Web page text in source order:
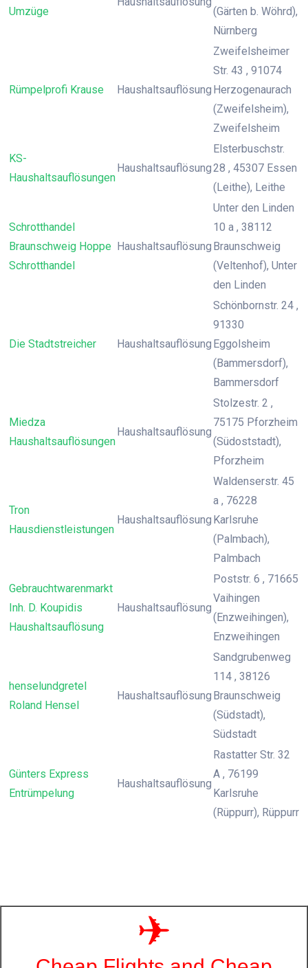
Umzüge
(Gärten b. Wöhrd),
Nürnberg
Rümpelprofi Krause Haushaltsauflösung
Zweifelsheimer
Str. 43 , 91074
Herzogenaurach
(Zweifelsheim),
Zweifelsheim
KS-
Haushaltsauflösungen
Haushaltsauflösung
Elsterbuschstr.
28 , 45307 Essen
(Leithe), Leithe
Schrotthandel
Braunschweig Hoppe
Schrotthandel
Haushaltsauflösung
Unter den Linden
10 a , 38112
Braunschweig
(Veltenhof), Unter
den Linden
Die Stadtstreicher Haushaltsauflösung
Schönbornstr. 24 ,
91330
Eggolsheim
(Bammersdorf),
Bammersdorf
Miedza
Haushaltsauflösungen
Haushaltsauflösung
Stolzestr. 2 ,
75175 Pforzheim
(Südoststadt),
Pforzheim
Tron
Hausdienstleistungen
Haushaltsauflösung
Waldenserstr. 45
a , 76228
Karlsruhe
(Palmbach),
Palmbach
Gebrauchtwarenmarkt
Inh. D. Koupidis
Haushaltsauflösung
Haushaltsauflösung
Poststr. 6 , 71665
Vaihingen
(Enzweihingen),
Enzweihingen
henselundgretel
Roland Hensel
Haushaltsauflösung
Sandgrubenweg
114 , 38126
Braunschweig
(Südstadt),
Südstadt
Günters Express
Entrümpelung
Haushaltsauflösung
Rastatter Str. 32
A , 76199
Karlsruhe
(Rüppurr), Rüppurr